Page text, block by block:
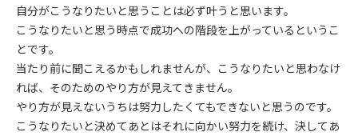
自分がこうなりたいと思うことは必ず叶うと思います。
こうなりたいと思う時点で成功への階段を上がっているというこ
とです。
当たり前に聞こえるかもしれませんが、こうなりたいと思わなけ
れば、そのためのやり方が見えてきません。
やり方が見えないうちは努力したくてもできないと思うのです。
こうなりたいと決めてあとはそれに向かい努力を続け、決してあ